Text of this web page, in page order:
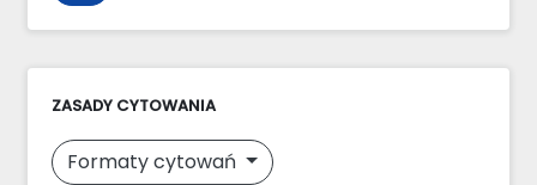
ZASADY CYTOWANIA
Formaty cytowań